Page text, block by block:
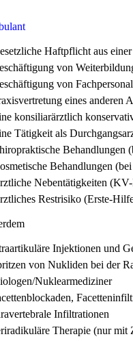
Haftpflicht aus
von
von
eines anderen
konsiliarärztlich
Tätigkeit als
Behandlungen
Behandlungen
Nebentätigkeiten
Restrisiko (Erste-
Injektionen und
von Nukliden bei der
Nuklearmediziner
Infiltrationen
Therapie (nur mit